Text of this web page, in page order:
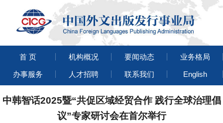
首 页 机构概况 要闻动态 业务格局
办事服务 人才招聘 联系我们 English
中韩智话2025暨“共促区域经贸合作 践行全球治理倡
议”专家研讨会在首尔举行